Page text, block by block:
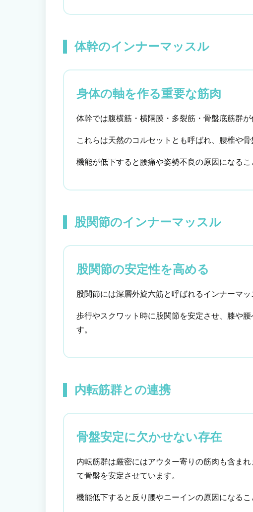
体幹のインナーマッスル
身体の軸を作る重要な筋肉
体幹では腹横筋・横隔膜・多裂筋・骨盤底筋群が
これらは天然のコルセットとも呼ばれ、腰椎や
機能が低下すると腰痛や姿勢不良の原因になるこ
股関節のインナーマッスル
股関節の安定性を高める
股関節には深層外旋六筋と呼ばれるインナーマッ
歩行やスクワット時に股関節を安定させ、膝や
す。
内転筋群との連携
骨盤安定に欠かせない存在
内転筋群は厳密にはアウター寄りの筋肉も含ま
て骨盤を安定させています。
機能低下すると反り腰やニーインの原因になるこ